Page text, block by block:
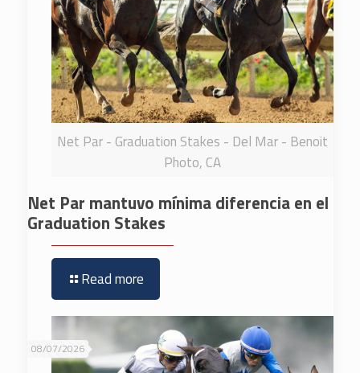
Net Par - Graduation Stakes - Del Mar - Benoit
Photo, CA
Net Par mantuvo mínima diferencia en el
Graduation Stakes
Read more
08/07/2026